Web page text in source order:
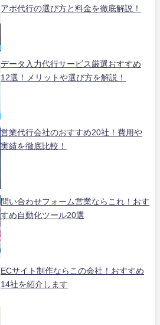
アポ代行の選び方と料金を徹底解説！
データ入力代行サービス厳選おすすめ
12選！メリットや選び方を解説！
営業代行会社のおすすめ20社！費用や
実績を徹底比較！
問い合わせフォーム営業ならこれ！おす
すめ自動化ツール20選
ECサイト制作ならこの会社！おすすめ
14社を紹介します